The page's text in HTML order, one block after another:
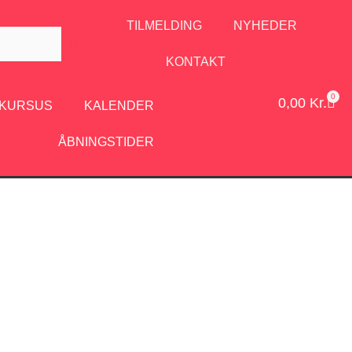
TILMELDING NYHEDER
KONTAKT
KALENDER
ÅBNINGSTIDER
0,00 Kr. 0